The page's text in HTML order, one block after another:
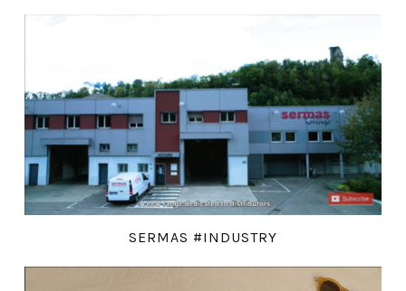
SERMAS #INDUSTRY